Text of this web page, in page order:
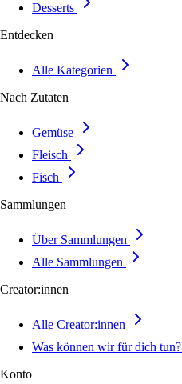
Desserts
Entdecken
Alle Kategorien
Nach Zutaten
Gemüse
Fleisch
Fisch
Sammlungen
Über Sammlungen
Alle Sammlungen
Creator:innen
Alle Creator:innen
Was können wir für dich tun?
Konto